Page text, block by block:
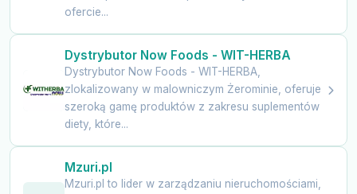
ofercie...
Dystrybutor Now Foods - WIT-HERBA
Dystrybutor Now Foods - WIT-HERBA,
zlokalizowany w malowniczym Żerominie, oferuje
szeroką gamę produktów z zakresu suplementów
diety, które...
Mzuri.pl
Mzuri.pl to lider w zarządzaniu nieruchomościami,